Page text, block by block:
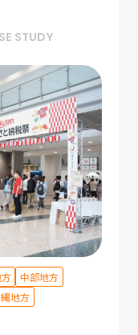
STUDY
中部地方
地方